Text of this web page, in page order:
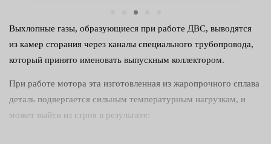
Выхлопные газы, образующиеся при работе ДВС, выводятся
из камер сгорания через каналы специального трубопровода,
который принято именовать выпускным коллектором.
При работе мотора эта изготовленная из жаропрочного сплава
деталь подвергается сильным температурным нагрузкам, и
может выйти из строя в результате: